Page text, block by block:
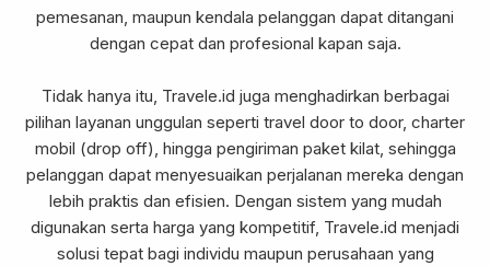
pemesanan, maupun kendala pelanggan dapat ditangani
dengan cepat dan profesional kapan saja.
Tidak hanya itu, Travele.id juga menghadirkan berbagai
pilihan layanan unggulan seperti travel door to door, charter
mobil (drop off), hingga pengiriman paket kilat, sehingga
pelanggan dapat menyesuaikan perjalanan mereka dengan
lebih praktis dan efisien. Dengan sistem yang mudah
digunakan serta harga yang kompetitif, Travele.id menjadi
solusi tepat bagi individu maupun perusahaan yang